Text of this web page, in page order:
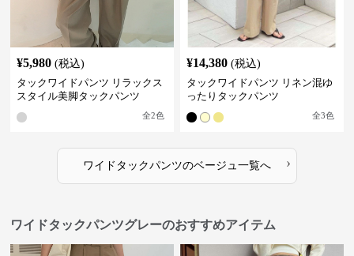
¥5,980 (税込)
タックワイドパンツ リラックス
スタイル美脚タックパンツ
全2色
¥14,380 (税込)
タックワイドパンツ リネン混ゆ
ったりタックパンツ
全3色
ワイドタックパンツのベージュ一覧へ ›
ワイドタックパンツグレーのおすすめアイテム